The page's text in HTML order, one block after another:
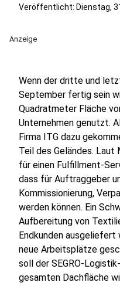
Veröffentlicht: Dienstag,
Anzeige
Wenn der dritte und
September fertig sein
Quadratmeter Fläche
Unternehmen genutzt.
Firma ITG dazu
Teil des Geländes.
für einen Fulfillment-
dass für Auftraggeber
Kommissionierung,
werden können. Ein
Aufbereitung von
Endkunden
neue Arbeitsplätze
soll der SEGRO-
gesamten Dachfläche